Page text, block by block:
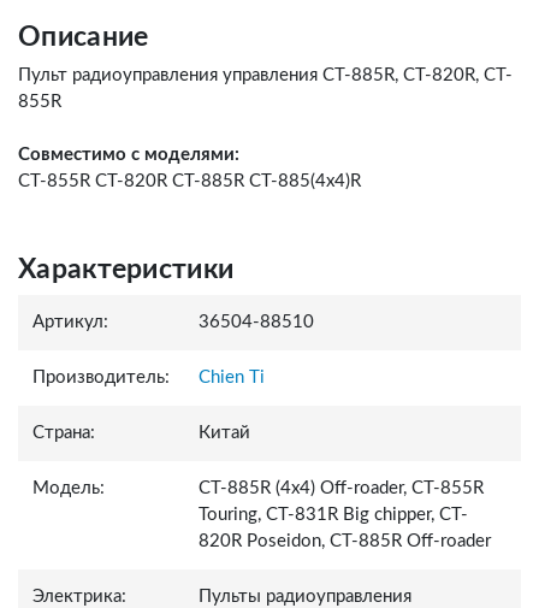
Описание
Пульт радиоуправления управления СТ-885R, CT-820R, CT-
855R
Совместимо с моделями:
CT-855R CT-820R CT-885R CT-885(4x4)R
Характеристики
Артикул: 36504-88510
Производитель: Chien Ti
Страна: Китай
Модель:
CT-885R (4x4) Off-roader, CT-855R
Touring, CT-831R Big chipper, CT-
820R Poseidon, CT-885R Off-roader
Электрика: Пульты радиоуправления